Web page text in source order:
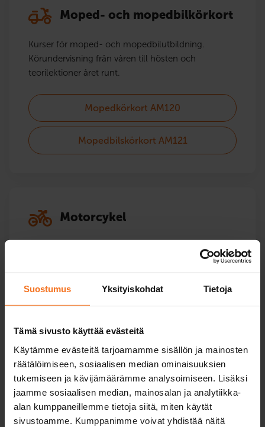
Suostumus Yksityiskohdat Tietoja
Tämä sivusto käyttää evästeitä
Käytämme evästeitä tarjoamamme sisällön ja mainosten
räätälöimiseen, sosiaalisen median ominaisuuksien
tukemiseen ja kävijämäärämme analysoimiseen. Lisäksi
jaamme sosiaalisen median, mainosalan ja analytiikka-
alan kumppaneillemme tietoja siitä, miten käytät
sivustoamme. Kumppanimme voivat yhdistää näitä
Moped- och mopedbilkörkort
Kurser för moped- och mopedbilutbildning.
Körundervisning från våren till hösten och
teorilektioner året runt.
Mopedkörkort AM120
Mopedbilskörkort AM121
Motorcykel
Kurser för alla motorcykelkategorier – också
Lätt Motorcykelkörkort A1
Motorcykelkörkort A2
Motorcykelkörkort A